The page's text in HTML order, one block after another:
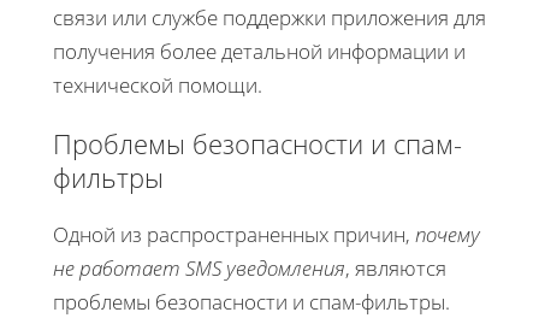
связи или службе поддержки приложения для
получения более детальной информации и
технической помощи.
Проблемы безопасности и спам-
фильтры
Одной из распространенных причин, почему
не работает SMS уведомления, являются
проблемы безопасности и спам-фильтры.